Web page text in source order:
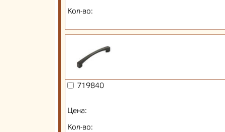
Кол-во:
719840
Цена:
Кол-во: